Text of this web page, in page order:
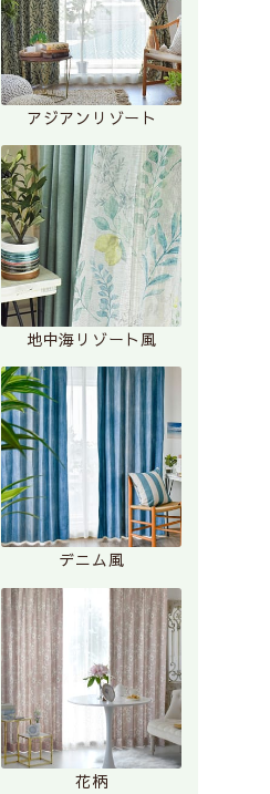
アジアンリゾート
地中海リゾート風
デニム風
花柄